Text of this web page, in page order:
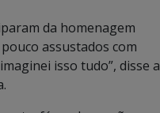
da homenagem
assustados com
isso tudo”, disse a